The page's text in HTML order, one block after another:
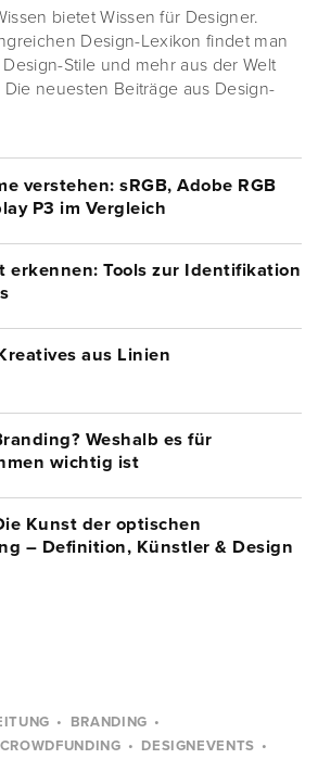
bietet Wissen für Designer.
Design-Lexikon findet man
Stile und mehr aus der Welt
neuesten Beiträge aus Design-
verstehen: sRGB, Adobe RGB
P3 im Vergleich
erkennen: Tools zur Identifikation
aus Linien
Weshalb es für
wichtig ist
Kunst der optischen
– Definition, Künstler & Design
BRANDING
CROWDFUNDING
DESIGNEVENTS